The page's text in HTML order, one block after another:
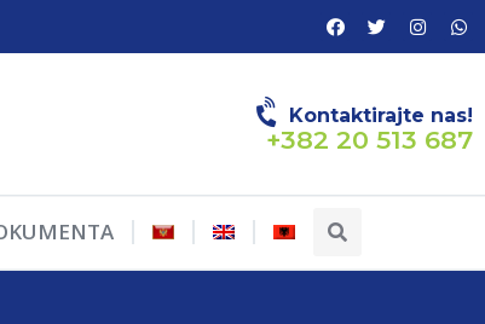
Kontaktirajte nas!
+382 20 513 687